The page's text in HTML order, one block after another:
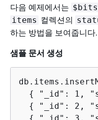
다음 예제에서는
items 컬렉션의
하는 방법을 보여줍니다.
샘플 문서 생성
{
"_id": 1,
{
"_id": 2,
{
"_id": 3,